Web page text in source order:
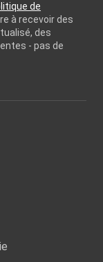
de
à recevoir des
des
- pas de